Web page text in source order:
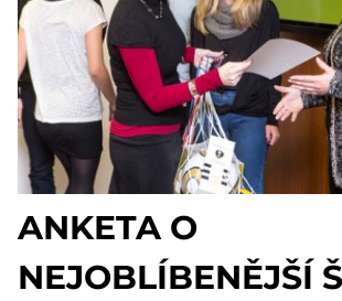
ANKETA O
NEJOBLÍBENĚJŠÍ